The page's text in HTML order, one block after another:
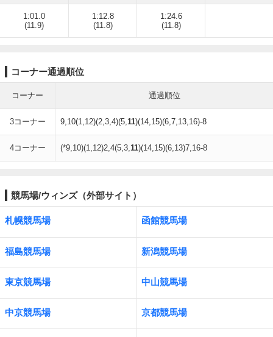
1:01.0
(11.9)
1:12.8
(11.8)
1:24.6
(11.8)
コーナー通過順位
コーナー 通過順位
3コーナー 9,10(1,12)(2,3,4)(5,11)(14,15)(6,7,13,16)-8
4コーナー (*9,10)(1,12)2,4(5,3,11)(14,15)(6,13)7,16-8
競馬場/ウィンズ（外部サイト）
札幌競馬場 函館競馬場
福島競馬場 新潟競馬場
東京競馬場 中山競馬場
中京競馬場 京都競馬場